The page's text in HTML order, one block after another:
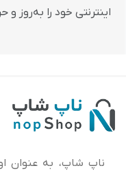
اینترنتی خود را به‌روز و
ناپ شاپ، به عنوان